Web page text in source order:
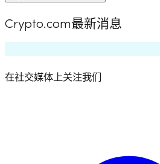
Crypto.com最新消息
在社交媒体上关注我们